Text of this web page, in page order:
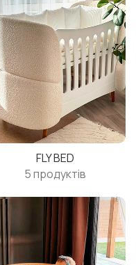
FLY BED
5 продуктів